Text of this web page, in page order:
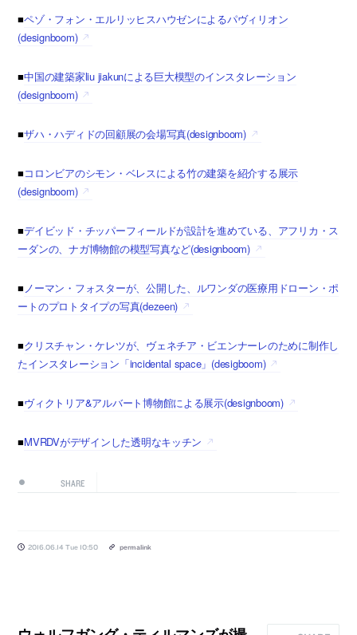
■ペゾ・フォン・エルリッヒスハウゼンによるパヴィリオン
(designboom)
■中国の建築家liu jiakunによる巨大模型のインスタレーション
(designboom)
■ザハ・ハディドの回顧展の会場写真(designboom)
■コロンビアのシモン・ベレスによる竹の建築を紹介する展示
(designboom)
■デイビッド・チッパーフィールドが設計を進めている、アフリカ・ス
ーダンの、ナガ博物館の模型写真など(designboom)
■ノーマン・フォスターが、公開した、ルワンダの医療用ドローン・ポ
ートのプロトタイプの写真(dezeen)
■クリスチャン・ケレツが、ヴェネチア・ビエンナーレのために制作し
たインスタレーション「incidental space」(desigboom)
■ヴィクトリア&アルバート博物館による展示(designboom)
■MVRDVがデザインした透明なキッチン
SHARE
2016.06.14 Tue 10:50 permalink